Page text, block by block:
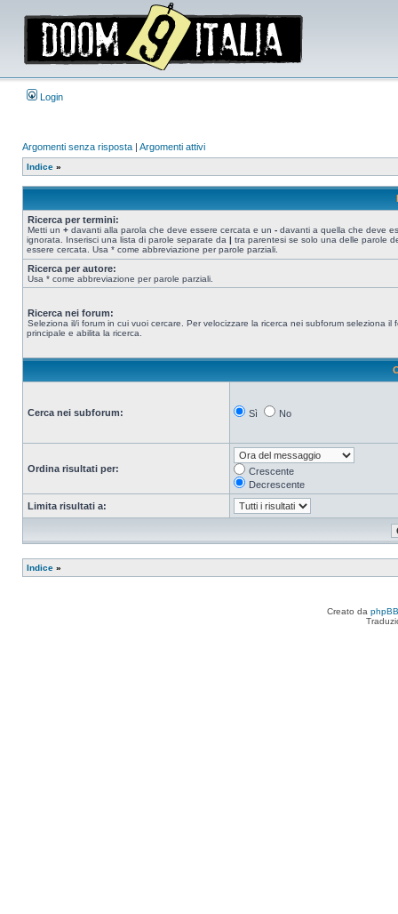
Login
Argomenti senza risposta | Argomenti attivi
Indice »
Ricerca per termini:
Metti un + davanti alla parola che deve essere cercata e un - davanti a quella che deve
ignorata. Inserisci una lista di parole separate da | tra parentesi se solo una delle parole
essere cercata. Usa * come abbreviazione per parole parziali.
Ricerca per autore:
Usa * come abbreviazione per parole parziali.
Ricerca nei forum:
Seleziona il/i forum in cui vuoi cercare. Per velocizzare la ricerca nei subforum seleziona il
principale e abilita la ricerca.
Cerca nei subforum: Sì No
Ordina risultati per:
Crescente
Decrescente
Limita risultati a:
Indice »
Creato da phpBB